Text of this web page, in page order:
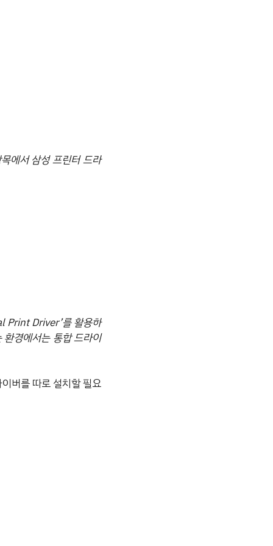
에서 삼성 프린터 드라
Print Driver’를 활용하
경에서는 통합 드라이
버를 따로 설치할 필요